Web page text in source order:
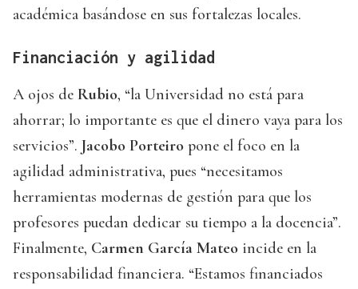
académica basándose en sus fortalezas locales.
Financiación y agilidad
A ojos de Rubio, “la Universidad no está para
ahorrar; lo importante es que el dinero vaya para los
servicios”. Jacobo Porteiro pone el foco en la
agilidad administrativa, pues “necesitamos
herramientas modernas de gestión para que los
profesores puedan dedicar su tiempo a la docencia”.
Finalmente, Carmen García Mateo incide en la
responsabilidad financiera. “Estamos financiados